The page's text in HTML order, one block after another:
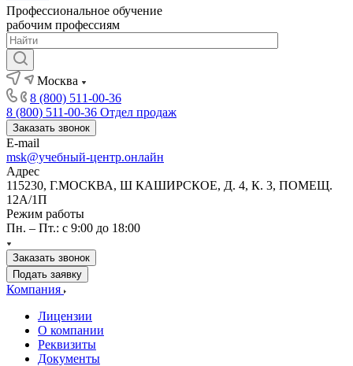
Профессиональное обучение
рабочим профессиям
Москва
8 (800) 511-00-36
8 (800) 511-00-36 Отдел продаж
Заказать звонок
E-mail
msk@учебный-центр.онлайн
Адрес
115230, Г.МОСКВА, Ш КАШИРСКОЕ, Д. 4, К. 3, ПОМЕЩ.
12А/1П
Режим работы
Пн. – Пт.: с 9:00 до 18:00
Заказать звонок
Подать заявку
Компания
Лицензии
О компании
Реквизиты
Документы